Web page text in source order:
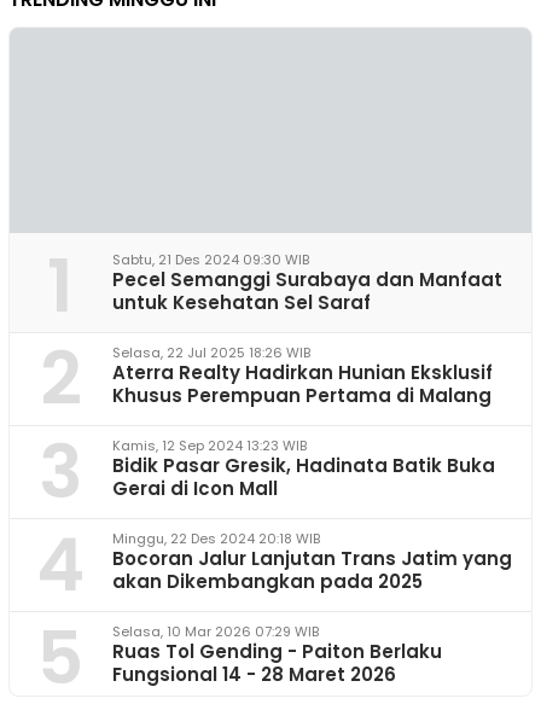
1 Sabtu, 21 Des 2024 09:30 WIB
Pecel Semanggi Surabaya dan Manfaat
untuk Kesehatan Sel Saraf
2 Selasa, 22 Jul 2025 18:26 WIB
Aterra Realty Hadirkan Hunian Eksklusif
Khusus Perempuan Pertama di Malang
3 Kamis, 12 Sep 2024 13:23 WIB
Bidik Pasar Gresik, Hadinata Batik Buka
Gerai di Icon Mall
4 Minggu, 22 Des 2024 20:18 WIB
Bocoran Jalur Lanjutan Trans Jatim yang
akan Dikembangkan pada 2025
5 Selasa, 10 Mar 2026 07:29 WIB
Ruas Tol Gending - Paiton Berlaku
Fungsional 14 - 28 Maret 2026